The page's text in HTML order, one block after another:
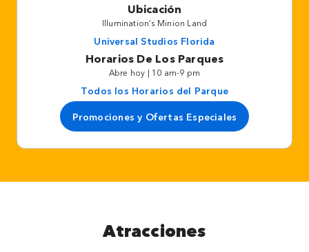
Ubicación
Illumination’s Minion Land
Universal Studios Florida
Horarios De Los Parques
Abre hoy | 10 am-9 pm
Todos los Horarios del Parque
Promociones y Ofertas Especiales
Atracciones